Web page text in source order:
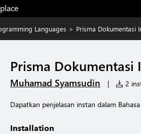
Languages > Prisma Dokumentasi
Prisma Dokumentasi
Muhamad Syamsudin | 2
Dapatkan penjelasan instan dalam
Installation